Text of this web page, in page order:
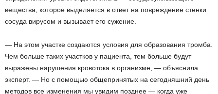
вещества, которое выделяется в ответ на повреждение стенки
сосуда вирусом и вызывает его сужение.
— На этом участке создаются условия для образования тромба.
Чем больше таких участков у пациента, тем больше будут
выражены нарушения кровотока в организме, — объяснила
эксперт. — Но с помощью общепринятых на сегодняшний день
методов все изменения мы увидим позднее — когда уже